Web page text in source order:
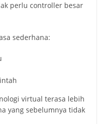
perlu controller besar
sederhana:
virtual terasa lebih
yang sebelumnya tidak